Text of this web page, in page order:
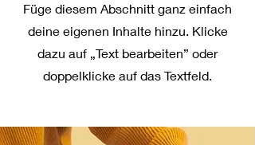
Füge diesem Abschnitt ganz einfach
deine eigenen Inhalte hinzu. Klicke
dazu auf „Text bearbeiten” oder
doppelklicke auf das Textfeld.